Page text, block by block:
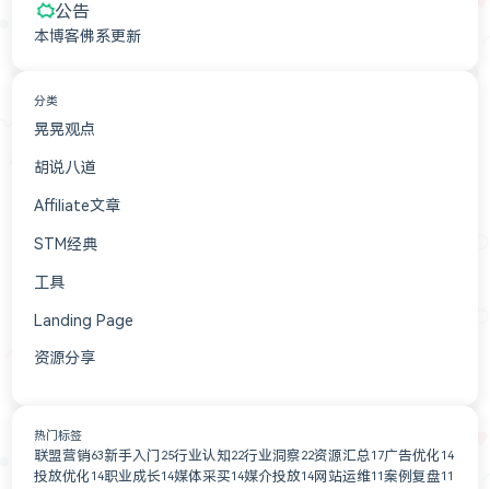
公告
本博客佛系更新
分类
晃晃观点
胡说八道
Affiliate文章
STM经典
工具
Landing Page
资源分享
流量源
热门标签
联盟营销63新手入门 25行业认知22行业洞察22资源汇总17广告优化 14
投放优化 14职业成长14媒体采买14媒介投放14网站运维11案例复盘11